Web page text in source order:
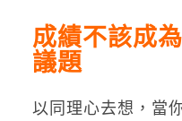
成績不該成
議題
以同理心去想，當